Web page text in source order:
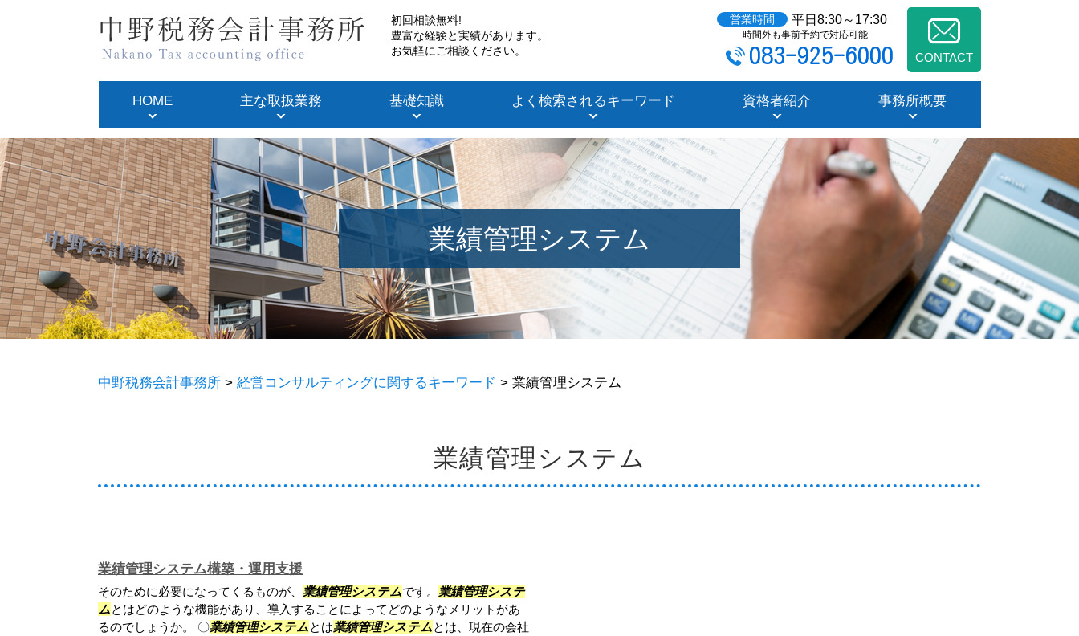
業績管理システム
初回相談無料!
豊富な経験と実績があります。
お気軽にご相談ください。
営業時間 平日8:30～17:30
時間外も事前予約で対応可能
083-925-6000 CONTACT
HOME 主な取扱業務 基礎知識 よく検索されるキーワード 資格者紹介 事務所概要
中野税務会計事務所 > 経営コンサルティングに関するキーワード > 業績管理システム
業績管理システム
業績管理システム構築・運用支援
そのために必要になってくるものが、 業績管理システムです。 業績管理システ
ムとはどのような機能があり、導入することによってどのようなメリットがあ
るのでしょうか。 〇業績管理システムとは業績管理システムとは、現在の会社